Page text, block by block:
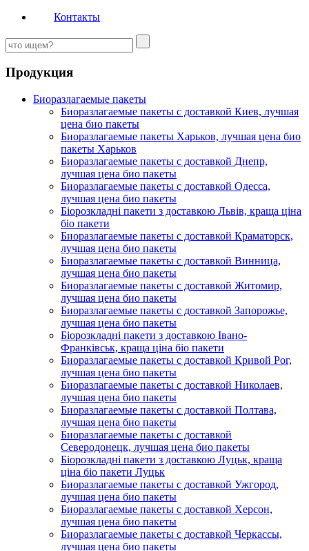
Контакты
Продукция
Биоразлагаемые пакеты
Биоразлагаемые пакеты с доставкой Киев, лучшая
цена био пакеты
Биоразлагаемые пакеты Харьков, лучшая цена био
пакеты Харьков
Биоразлагаемые пакеты с доставкой Днепр,
лучшая цена био пакеты
Биоразлагаемые пакеты с доставкой Одесса,
лучшая цена био пакеты
Біорозкладні пакети з доставкою Львів, краща ціна
біо пакети
Биоразлагаемые пакеты с доставкой Краматорск,
лучшая цена био пакеты
Биоразлагаемые пакеты с доставкой Винница,
лучшая цена био пакеты
Биоразлагаемые пакеты с доставкой Житомир,
лучшая цена био пакеты
Биоразлагаемые пакеты с доставкой Запорожье,
лучшая цена био пакеты
Біорозкладні пакети з доставкою Івано-
Франківськ, краща ціна біо пакети
Биоразлагаемые пакеты с доставкой Кривой Рог,
лучшая цена био пакеты
Биоразлагаемые пакеты с доставкой Николаев,
лучшая цена био пакеты
Биоразлагаемые пакеты с доставкой Полтава,
лучшая цена био пакеты
Биоразлагаемые пакеты с доставкой
Северодонецк, лучшая цена био пакеты
Біорозкладні пакети з доставкою Луцьк, краща
ціна біо пакети Луцьк
Биоразлагаемые пакеты с доставкой Ужгород,
лучшая цена био пакеты
Биоразлагаемые пакеты с доставкой Херсон,
лучшая цена био пакеты
Биоразлагаемые пакеты с доставкой Черкассы,
лучшая цена био пакеты